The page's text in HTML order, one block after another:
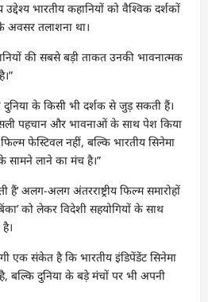
भारतीय कहानियों को वैश्विक दर्शकों
तलाशना था।
की सबसे बड़ी ताकत उनकी भावनात्मक
दुनिया के किसी भी दर्शक से जुड़ सकती हैं।
पहचान और भावनाओं के साथ पेश किया
फेस्टिवल नहीं, बल्कि भारतीय सिनेमा
सामने लाने का मंच है।”
अलग-अलग अंतरराष्ट्रीय फिल्म समारोहों
को लेकर विदेशी सहयोगियों के साथ
एक संकेत है कि भारतीय इंडिपेंडेंट सिनेमा
बल्कि दुनिया के बड़े मंचों पर भी अपनी